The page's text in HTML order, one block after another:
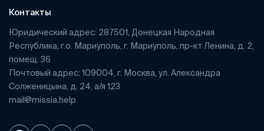
Контакты
Юридический адрес: 287501, Донецкая Народная
Республика, г.о. Мариуполь, г. Мариуполь, пр-кт Ленина, д. 2,
помещ. 36
Почтовый адрес: 109004, г. Москва, ул. Александра
Солженицына, д. 24, а/я 123
mail@missia.help